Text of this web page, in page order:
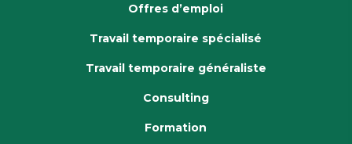
Offres d’emploi
Travail temporaire spécialisé
Travail temporaire généraliste
Consulting
Formation